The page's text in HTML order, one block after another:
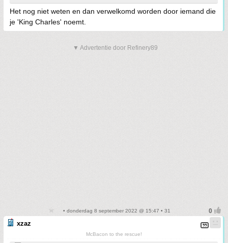
Het nog niet weten en dan verwelkomd worden door iemand die
je 'King Charles' noemt.
▼ Advertentie door Refinery89
• donderdag 8 september 2022 @ 15:47 • 31
xzaz
McBacon to the rescue!